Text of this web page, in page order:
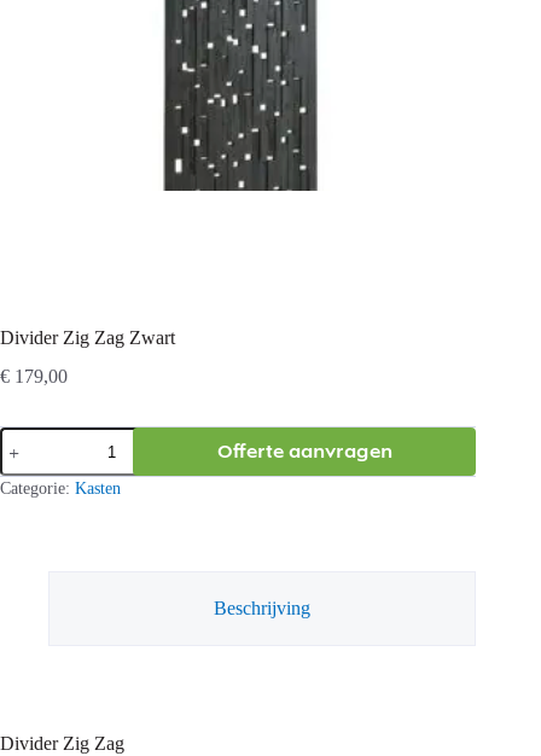
Divider Zig Zag Zwart
€ 179,00
Divider
Zig
Zag
Zwart
Offerte aanvragen
Categorie: Kasten
Beschrijving
Divider Zig Zag